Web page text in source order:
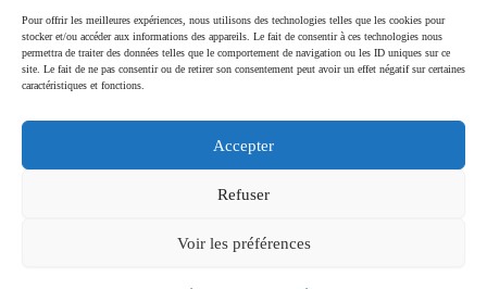
Pour offrir les meilleures expériences, nous utilisons des technologies telles que les cookies pour
stocker et/ou accéder aux informations des appareils. Le fait de consentir à ces technologies nous
permettra de traiter des données telles que le comportement de navigation ou les ID uniques sur ce
site. Le fait de ne pas consentir ou de retirer son consentement peut avoir un effet négatif sur certaines
caractéristiques et fonctions.
Accepter
Refuser
Voir les préférences
Contact
FAQ Ostéopathie Humaine